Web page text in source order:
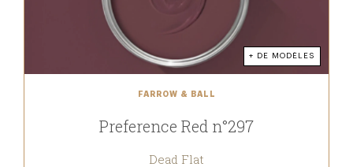
+ DE MODÈLES
FARROW & BALL
Preference Red n°297
Dead Flat